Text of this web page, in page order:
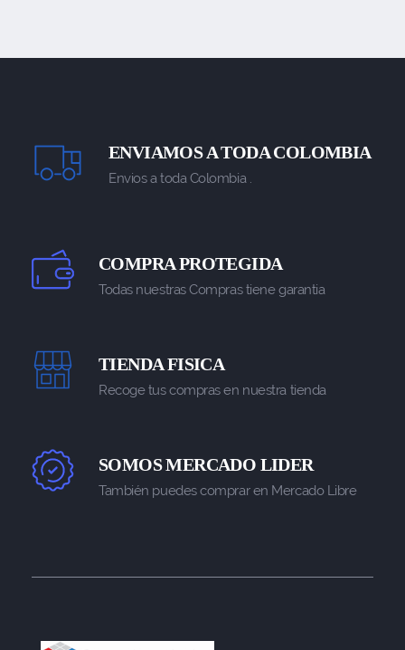
ENVIAMOS A TODA COLOMBIA
Envios a toda Colombia .
COMPRA PROTEGIDA
Todas nuestras Compras tiene garantia
TIENDA FISICA
Recoge tus compras en nuestra tienda
SOMOS MERCADO LIDER
También puedes comprar en Mercado Libre